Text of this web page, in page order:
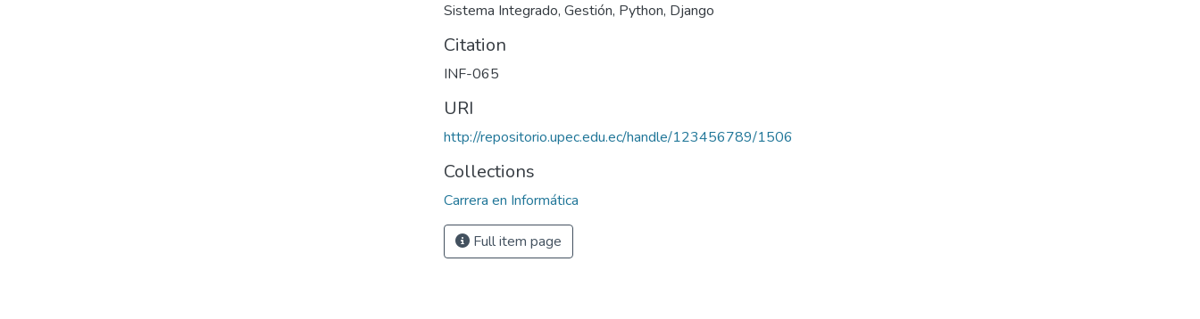
Sistema Integrado, Gestión, Python, Django
Citation
INF-065
URI
http://repositorio.upec.edu.ec/handle/123456789/1506
Collections
Carrera en Informática
Full item page